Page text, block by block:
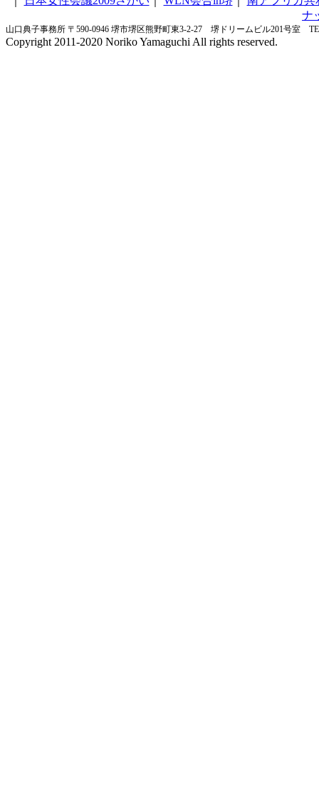
ナ
山口典子事務所 〒590-0946 堺市堺区熊野町東3-2-27 堺ドリームビル201号室
Copyright 2011-2020 Noriko Yamaguchi All rights reserved.